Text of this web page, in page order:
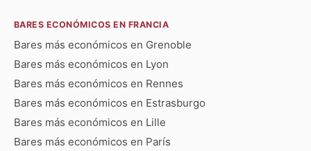
BARES ECONÓMICOS EN FRANCIA
Bares más económicos en Grenoble
Bares más económicos en Lyon
Bares más económicos en Rennes
Bares más económicos en Estrasburgo
Bares más económicos en Lille
Bares más económicos en París